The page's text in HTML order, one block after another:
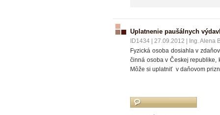
Uplatnenie paušálnych
ID1434 27.09.2012
Ing. Alena
Fyzická osoba dosiahla v
činná osoba v Českej republike,
Môže si uplatniť v daňovom